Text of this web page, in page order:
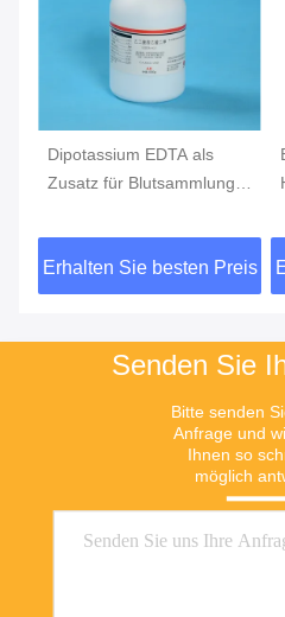
Preis
Blutgerinnungsmittel
Heparin Natrium 9041-
Blutentnahme
Erhalten Sie besten
Senden Sie
Bitte senden
Anfrage und
Ihnen so
möglich